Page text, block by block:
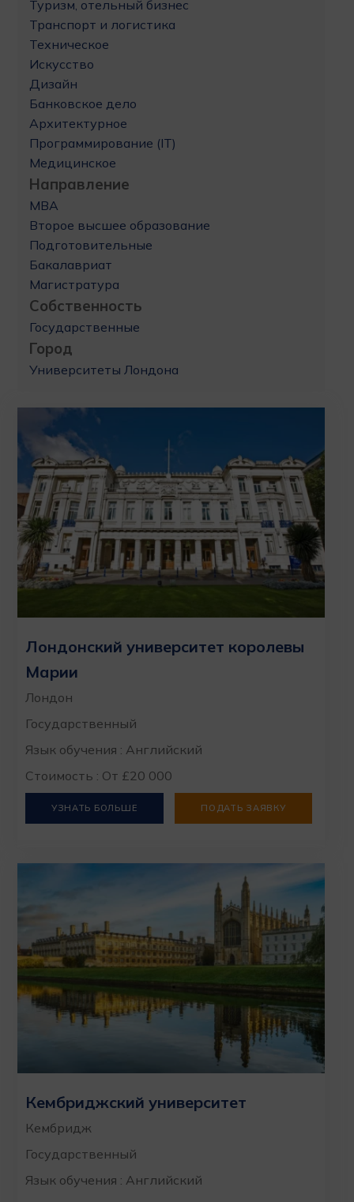
Туризм, отельный бизнес
Транспорт и логистика
Техническое
Искусство
Дизайн
Банковское дело
Архитектурное
Программирование (IT)
Медицинское
Направление
MBA
Второе высшее образование
Подготовительные
Бакалавриат
Магистратура
Собственность
Государственные
Город
Университеты Лондона
Лондонский университет королевы
Марии
Лондон
Государственный
Язык обучения : Английский
Стоимость : От £20 000
УЗНАТЬ БОЛЬШЕ ПОДАТЬ ЗАЯВКУ
Кембриджский университет
Кембридж
Государственный
Язык обучения : Английский